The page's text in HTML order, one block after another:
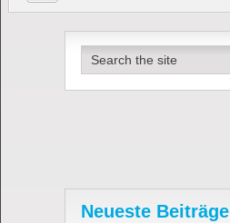
Neueste Beiträge